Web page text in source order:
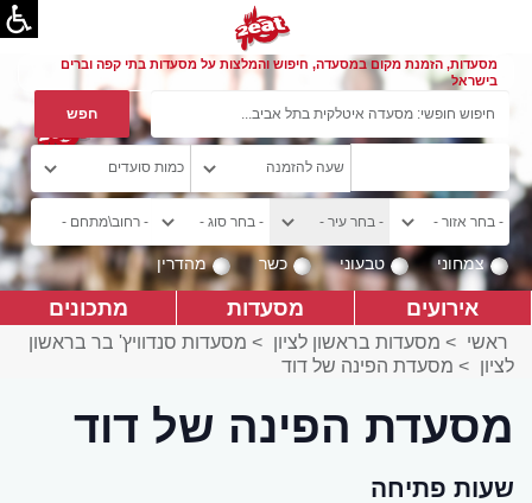
מסעדות, הזמנת מקום במסעדה, חיפוש והמלצות על מסעדות בתי קפה וברים
בישראל
צמחוני טבעוני כשר מהדרין
אירועים מסעדות מתכונים
ראשי > מסעדות בראשון לציון > מסעדות סנדוויץ' בר בראשון
לציון > מסעדת הפינה של דוד
מסעדת הפינה של דוד
שעות פתיחה